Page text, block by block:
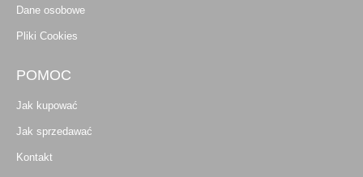
Dane osobowe
Pliki Cookies
POMOC
Jak kupować
Jak sprzedawać
Kontakt